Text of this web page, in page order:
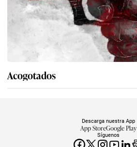
Acogotados
Síguenos
Descarga nuestra App
App StoreGoogle Play